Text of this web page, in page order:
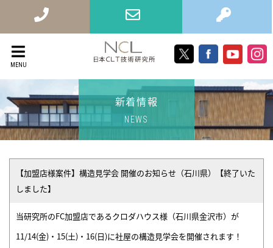
CLT
技
研
MENUToggle
navigation
X FacebookYoutube
新着情報
NEWS
【加盟店様案件】構造見学会 開催のお知らせ（石川県）【終了いた
しました】
当研究所のFC加盟店であるクロダハウス様（石川県金沢市）が
11/14(金)・15(土)・16(日)に社屋の構造見学会を開催されます！